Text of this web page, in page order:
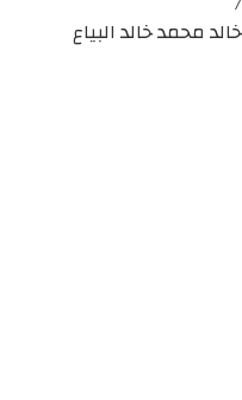
خالد محمد خالد البياع